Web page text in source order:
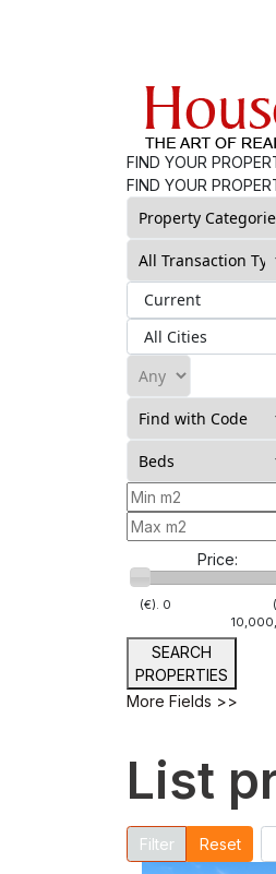
FIND YOUR
FIND YOUR
Price:
(€). 0
SEARCH
PROPERTIES
More Fields >>
List
Reset